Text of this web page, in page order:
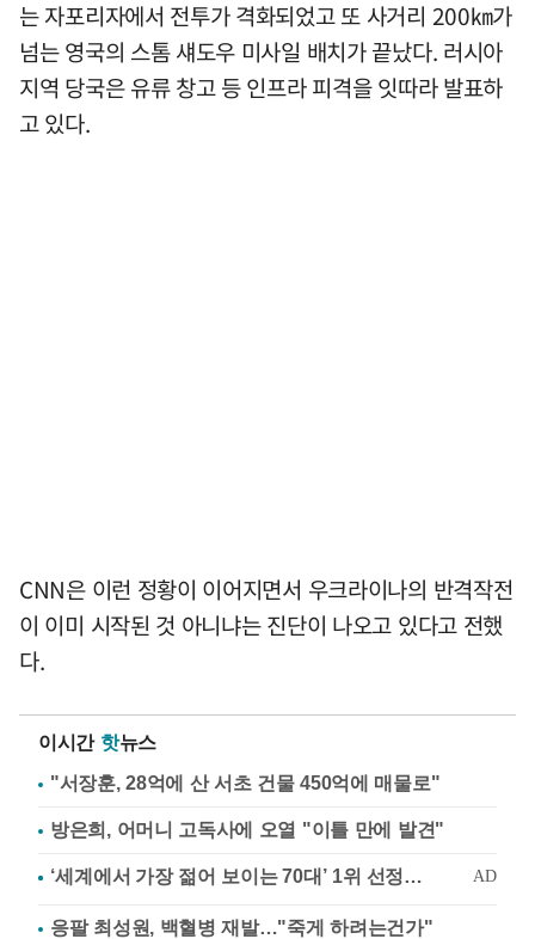
는 자포리자에서 전투가 격화되었고 또 사거리 200㎞가
넘는 영국의 스톰 섀도우 미사일 배치가 끝났다. 러시아
지역 당국은 유류 창고 등 인프라 피격을 잇따라 발표하
고 있다.
CNN은 이런 정황이 이어지면서 우크라이나의 반격작전
이 이미 시작된 것 아니냐는 진단이 나오고 있다고 전했
다.
이시간 핫뉴스
"서장훈, 28억에 산 서초 건물 450억에 매물로"
방은희, 어머니 고독사에 오열 "이틀 만에 발견"
응팔 최성원, 백혈병 재발…"죽게 하려는건가"